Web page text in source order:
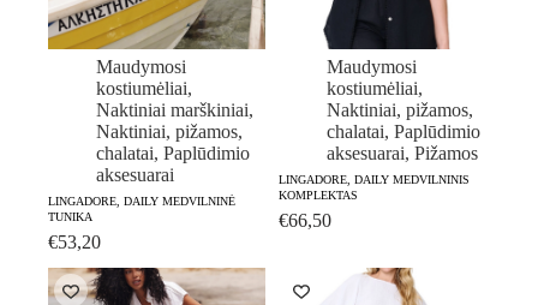
Maudymosi
kostiumėliai,
Naktiniai marškiniai,
Naktiniai, pižamos,
chalatai, Paplūdimio
aksesuarai
LINGADORE, DAILY MEDVILNINĖ
TUNIKA
€53,20
Maudymosi
kostiumėliai,
Naktiniai, pižamos,
chalatai, Paplūdimio
aksesuarai, Pižamos
LINGADORE, DAILY MEDVILNINIS
KOMPLEKTAS
€66,50